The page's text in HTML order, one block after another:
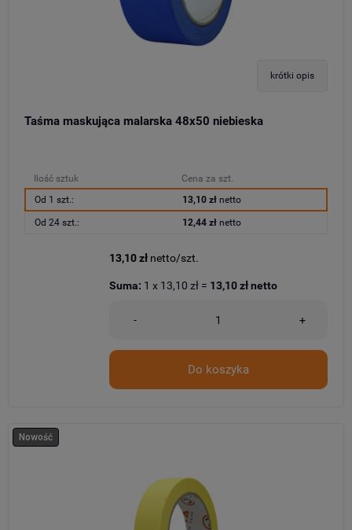
krótki opis
Taśma maskująca malarska 48x50 niebieska
Ilość sztuk
Cena za szt.
Od 1 szt.:
13,10 złnetto
Od 24 szt.: 12,44 złnetto
13,10 zł netto/szt.
- +
Do koszyka
Suma: 1 x 13,10 zł = 13,10 złnetto
Nowość